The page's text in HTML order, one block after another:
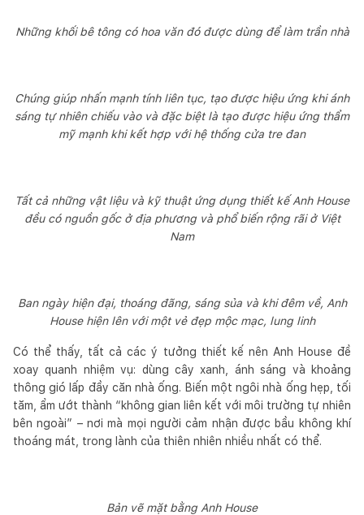
Những khối bê tông có hoa văn đó được dùng để làm trần nhà
Chúng giúp nhấn mạnh tính liên tục, tạo được hiệu ứng khi ánh
sáng tự nhiên chiếu vào và đặc biệt là tạo được hiệu ứng thẩm
mỹ mạnh khi kết hợp với hệ thống cửa tre đan
Tất cả những vật liệu và kỹ thuật ứng dụng thiết kế Anh House
đều có nguồn gốc ở địa phương và phổ biến rộng rãi ở Việt
Nam
Ban ngày hiện đại, thoáng đãng, sáng sủa và khi đêm về, Anh
House hiện lên với một vẻ đẹp mộc mạc, lung linh
Có thể thấy, tất cả các ý tưởng thiết kế nên Anh House đề
xoay quanh nhiệm vụ: dùng cây xanh, ánh sáng và khoảng
thông gió lấp đầy căn nhà ống. Biến một ngôi nhà ống hẹp, tối
tăm, ẩm ướt thành “không gian liên kết với môi trường tự nhiên
bên ngoài” – nơi mà mọi người cảm nhận được bầu không khí
thoáng mát, trong lành của thiên nhiên nhiều nhất có thể.
Bản vẽ mặt bằng Anh House